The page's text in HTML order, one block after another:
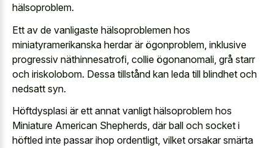
hälsoproblem.
Ett av de vanligaste hälsoproblemen hos
miniatyramerikanska herdar är ögonproblem, inklusive
progressiv näthinnesatrofi, collie ögonanomali, grå starr
och iriskolobom. Dessa tillstånd kan leda till blindhet och
nedsatt syn.
Höftdysplasi är ett annat vanligt hälsoproblem hos
Miniature American Shepherds, där ball och socket i
höftled inte passar ihop ordentligt, vilket orsakar smärta